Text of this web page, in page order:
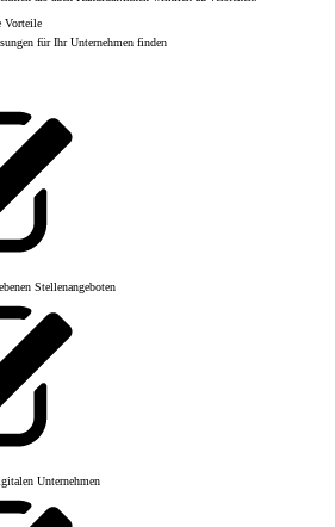
Stellenangeboten
Unternehmen